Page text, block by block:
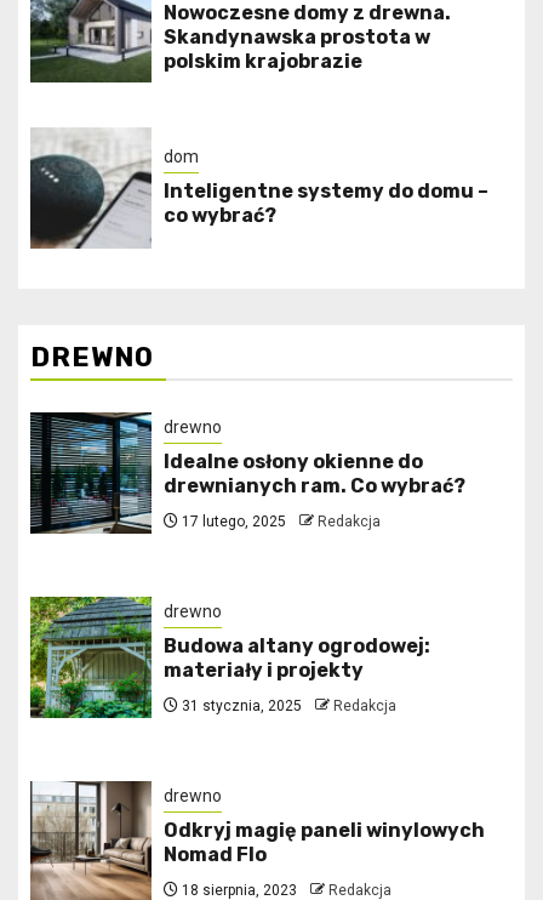
Nowoczesne domy z drewna.
Skandynawska prostota w
polskim krajobrazie
dom
Inteligentne systemy do domu –
co wybrać?
DREWNO
drewno
Idealne osłony okienne do
drewnianych ram. Co wybrać?
17 lutego, 2025 Redakcja
drewno
Budowa altany ogrodowej:
materiały i projekty
31 stycznia, 2025 Redakcja
drewno
Odkryj magię paneli winylowych
Nomad Flo
18 sierpnia, 2023 Redakcja